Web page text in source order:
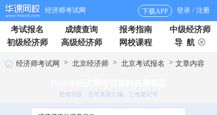
经济师考试网 下载APP 登录 / 注册
考试报名 成绩查询 报考指南
中级经济师
初级经济师
高级经济师 网校课程 导 航
经济师考试网 > 北京经济师 > 北京考试报名 > 文章内容
思维导题、历年真题汇编、三色笔记等